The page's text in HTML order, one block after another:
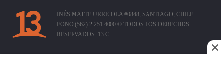
INÉS MATTE URREJOLA #0848, SANTIAGO, CHILE
FONO (562) 2 251 4000 © TODOS LOS DERECHOS
RESERVADOS. 13.CL